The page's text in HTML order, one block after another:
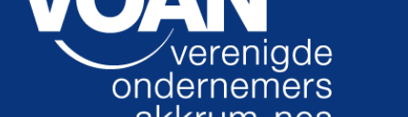
Oude formulieren
Ondernemersontbijt